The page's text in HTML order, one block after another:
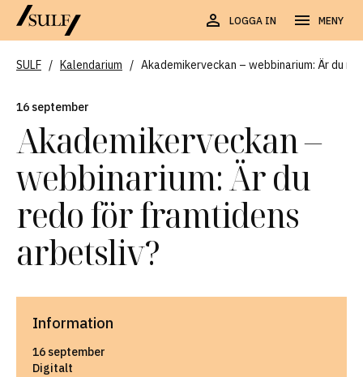
LOGGA IN MENY
SULF / Kalendarium / Akademikerveckan – webbinarium: Är du
16 september
Akademikerveckan –
webbinarium: Är du
redo för framtidens
arbetsliv?
Information
16 september
Digitalt